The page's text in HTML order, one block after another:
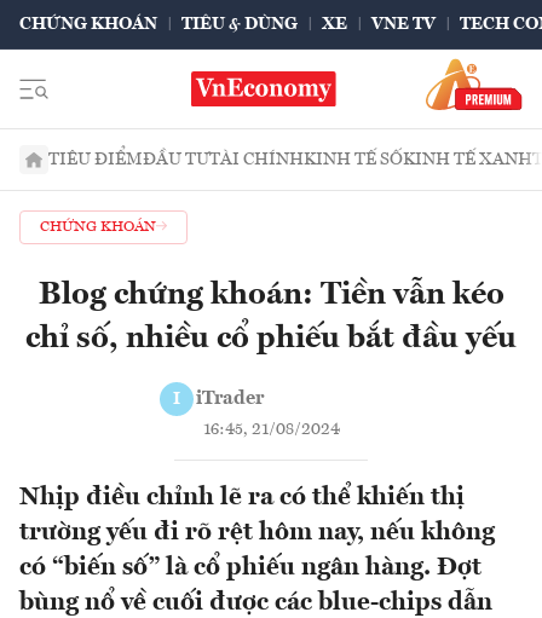
CHỨNG KHOÁN TIÊU & DÙNG XE VNE TV TECH
TIÊU ĐIỂMĐẦU TƯTÀI CHÍNHKINH TẾ SỐKINH TẾ XANH
CHỨNG KHOÁN
Blog chứng khoán: Tiền vẫn kéo
chỉ số, nhiều cổ phiếu bắt đầu yếu
I iTrader
16:45, 21/08/2024
Nhịp điều chỉnh lẽ ra có thể khiến thị
trường yếu đi rõ rệt hôm nay, nếu không
có “biến số” là cổ phiếu ngân hàng. Đợt
bùng nổ về cuối được các blue-chips dẫn